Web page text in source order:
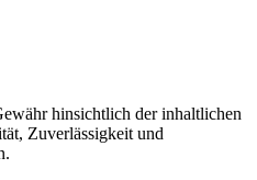
hinsichtlich der inhaltlichen
Zuverlässigkeit und